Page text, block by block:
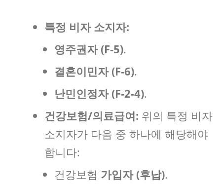
특정 비자 소지자:
영주권자 (F-5).
결혼이민자 (F-6).
난민인정자 (F-2-4).
건강보험/의료급여: 위의 특정 비자
소지자가 다음 중 하나에 해당해야
합니다:
건강보험 가입자 (후납).